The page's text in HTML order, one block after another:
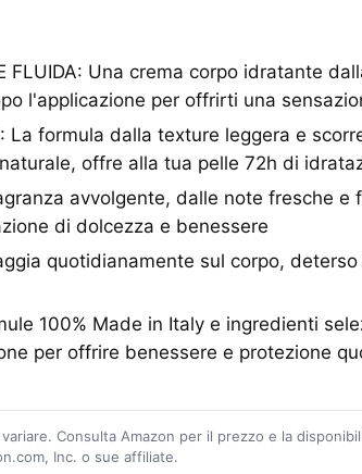
E FLUIDA: Una crema corpo idratante
l'applicazione per offrirti una
La formula dalla texture leggera e
offre alla tua pelle 72h di
avvolgente, dalle note fresche e
di dolcezza e benessere
quotidianamente sul corpo,
100% Made in Italy e ingredienti
per offrire benessere e protezione
Consulta Amazon per il prezzo e la
Inc. o sue affiliate.